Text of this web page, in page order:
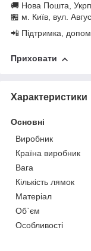
🚚 Нова Пошта,
🏪 м. Київ, вул.
📲 Підтримка,
Приховати
Характеристики
Основні
Виробник
Країна виробник
Вага
Кількість лямок
Матеріал
Об`єм
Особливості